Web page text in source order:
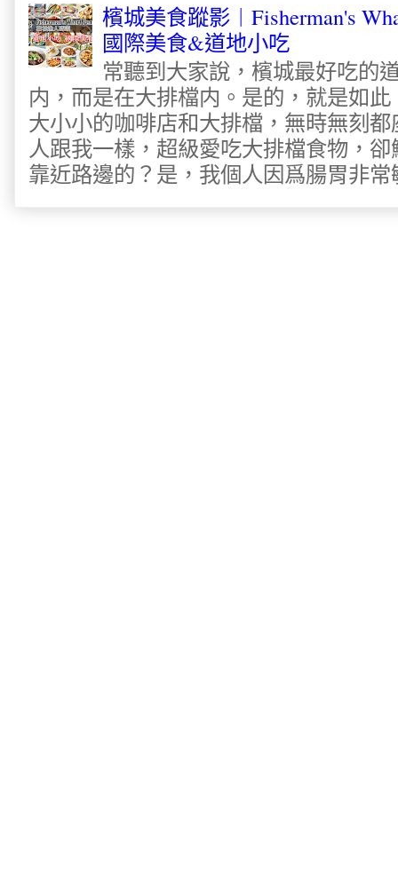
檳城美食蹤影︱Fisherman's
國際美食&道地小吃
常聽到大家說，檳城最好吃的
内，而是在大排檔内。是的，就是如
大小小的咖啡店和大排檔，無時無刻
人跟我一樣，超級愛吃大排檔食物，
靠近路邊的？是，我個人因爲腸胃非